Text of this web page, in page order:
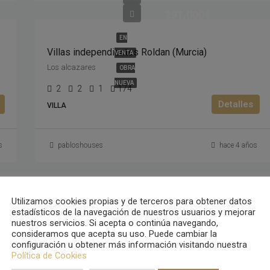
EN
VENTA
OBRA
NUEVA
Villas independientes Roldan (Murcia)
Los alcazares
2 2 1 174
VILLA Detalles
pabloshouses hace 4 años
40 41 42
Utilizamos cookies propias y de terceros para obtener datos
estadísticos de la navegación de nuestros usuarios y mejorar
nuestros servicios. Si acepta o continúa navegando,
consideramos que acepta su uso. Puede cambiar la
configuración u obtener más información visitando nuestra
Política de Cookies